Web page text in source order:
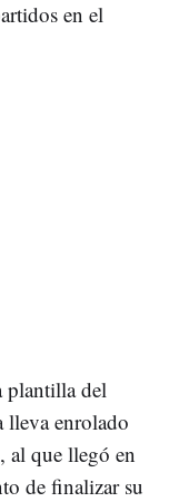
en el
plantilla del
lleva enrolado
al que llegó en
de finalizar su